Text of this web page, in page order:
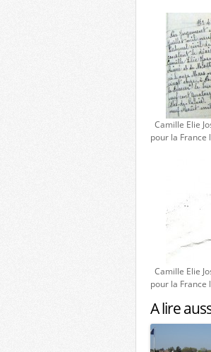
Camille Elie
pour la France
Camille Elie
pour la France
A lire